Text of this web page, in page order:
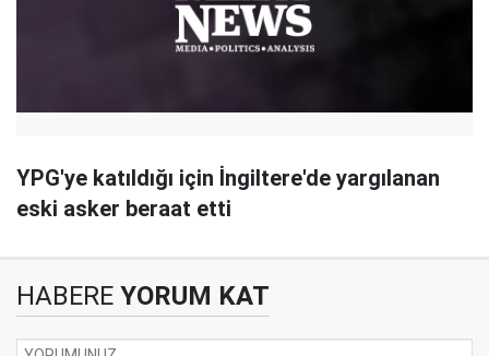
YPG'ye katıldığı için İngiltere'de yargılanan
eski asker beraat etti
HABERE YORUM KAT